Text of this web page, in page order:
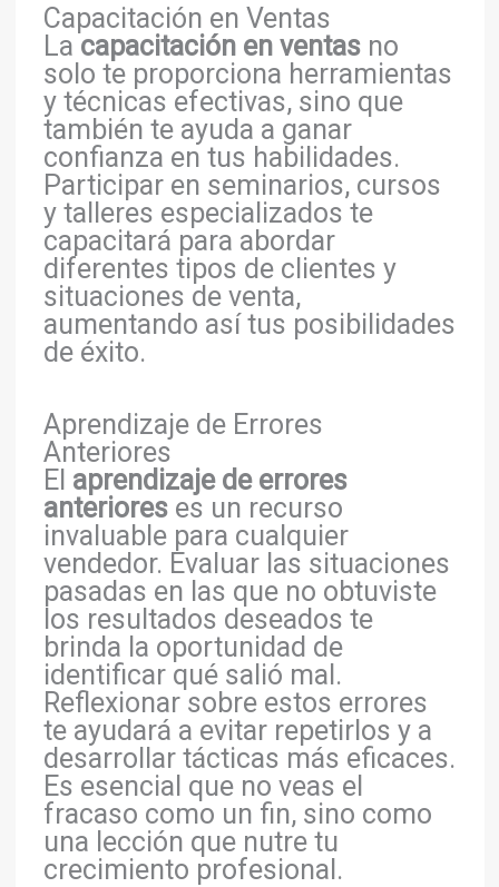
Capacitación en Ventas
La capacitación en ventasno
solo te proporciona herramientas
y técnicas efectivas, sino que
también te ayuda a ganar
confianza en tus habilidades.
Participar en seminarios, cursos
y talleres especializados te
capacitará para abordar
diferentes tipos de clientes y
situaciones de venta,
aumentando así tus posibilidades
de éxito.
Aprendizaje de Errores
Anteriores
El aprendizaje de errores
anterioreses un recurso
invaluable para cualquier
vendedor. Evaluar las situaciones
pasadas en las que no obtuviste
los resultados deseados te
brinda la oportunidad de
identificar qué salió mal.
Reflexionar sobre estos errores
te ayudará a evitar repetirlos y a
desarrollar tácticas más eficaces.
Es esencial que no veas el
fracaso como un fin, sino como
una lección que nutre tu
crecimiento profesional.